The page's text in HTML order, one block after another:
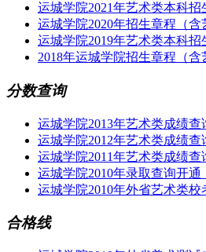
运城学院2021年艺术类本科招
运城学院2020年招生章程（含
运城学院2019年艺术类本科招
2018年运城学院招生章程（含
分数查询
运城学院2013年艺术类成绩查
运城学院2012年艺术类成绩查
运城学院2011年艺术类成绩查
运城学院2010年录取查询开通
运城学院2010年外省艺术类校
合格线